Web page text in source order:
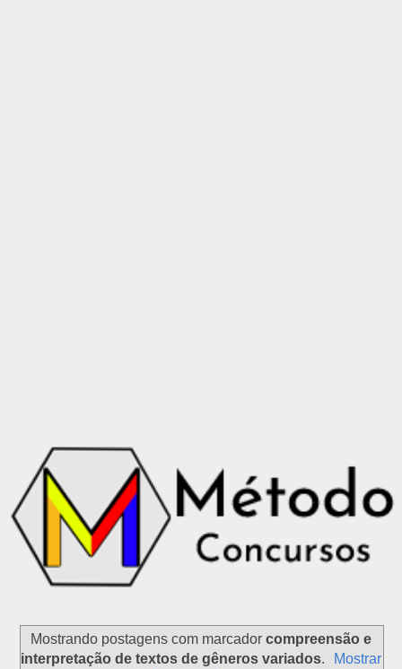
Mostrando postagens com marcador compreensão e
interpretação de textos de gêneros variados.
Mostrar